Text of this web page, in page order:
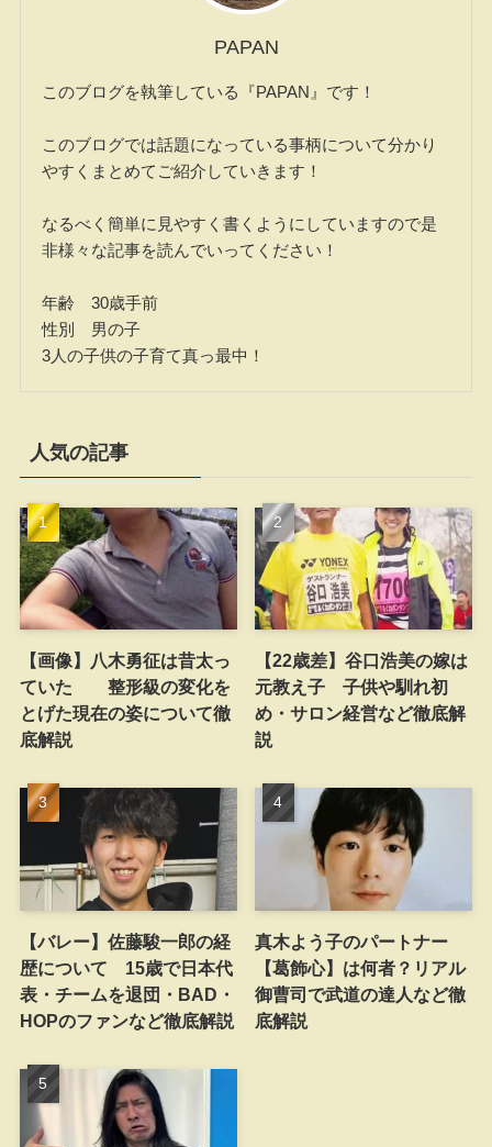
PAPAN
このブログを執筆している『PAPAN』です！
このブログでは話題になっている事柄について分かり
やすくまとめてご紹介していきます！
なるべく簡単に見やすく書くようにしていますので是
非様々な記事を読んでいってください！
年齢 30歳手前
性別 男の子
3人の子供の子育て真っ最中！
人気の記事
【画像】八木勇征は昔太っ
ていた 整形級の変化を
とげた現在の姿について徹
底解説
【22歳差】谷口浩美の嫁は
元教え子 子供や馴れ初
め・サロン経営など徹底解
説
【バレー】佐藤駿一郎の経
歴について 15歳で日本代
表・チームを退団・BAD・
HOPのファンなど徹底解説
真木よう子のパートナー
【葛飾心】は何者？リアル
御曹司で武道の達人など徹
底解説